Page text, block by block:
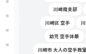
川崎南支部
川崎区 空手
幼児 空手体験
川崎市 大人の空手教室